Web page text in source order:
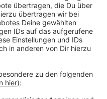
es keinen.
könnt ihr urbanes
Tonnen Sand erleben
Dom - im Beachclub